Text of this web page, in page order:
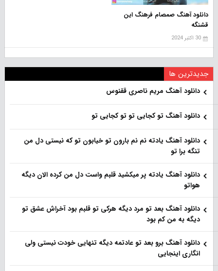
دانلود آهنگ صمصام فرهنگ این
قشنگه
30 اکتبر 2024
جدیدترین ها
دانلود آهنگ مریم ناصری ققنوس
دانلود آهنگ تو کجایی تو تو کجایی تو
دانلود آهنگ یادته نم نم بارون تو خیابون تو که نیستی دل من
تنگه برا تو
دانلود آهنگ یادته پر میکشید قلبم واست دل من کرده الان دیگه
هواتو
دانلود آهنگ بعد تو مرد دیگه هرکی تو قلبم بود آخراش عشق تو
دیگه به من کم بود
دانلود آهنگ برو بعد تو عادتمه دیگه تنهایی خودت نیستی ولی
انگاری اینجایی